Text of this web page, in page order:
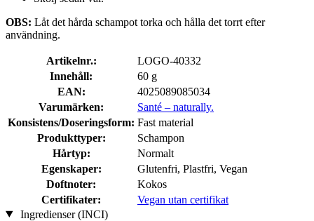
OBS: Låt det hårda schampot torka och hålla det torrt efter
användning.
Artikelnr.:
LOGO-40332
Innehåll:
60 g
EAN:
4025089085034
Varumärken:
Santé – naturally.
Konsistens/Doseringsform: Fast material
Produkttyper:
Schampon
Hårtyp:
Normalt
Egenskaper:
Glutenfri, Plastfri, Vegan
Doftnoter:
Kokos
Certifikater:
Vegan utan certifikat
Ingredienser (INCI)